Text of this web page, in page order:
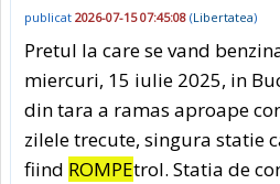
publicat 2026-07-15 07:45:08 (Libertatea)
Pretul la care se vand
miercuri, 15 iulie 2025, in
din tara a ramas aproape
zilele trecute, singura statie
fiind ROMPEtrol. Statia de